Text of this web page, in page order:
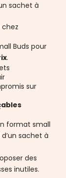
sachet à
chez
Buds pour
.
sur
format small
sachet à
des
inutiles.